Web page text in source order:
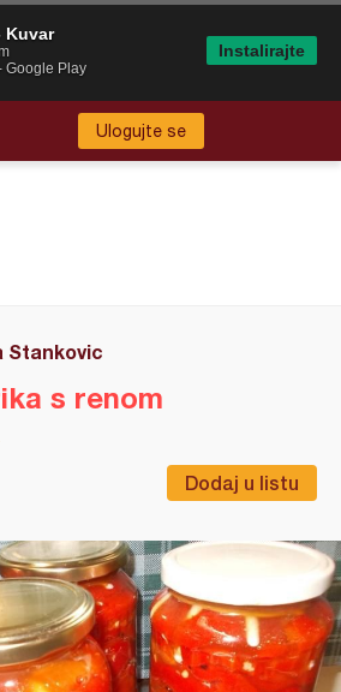
Ulogujte se
Stankovic
Dodaj u listu
s renom
Kuvar
Google Play
Instalirajte